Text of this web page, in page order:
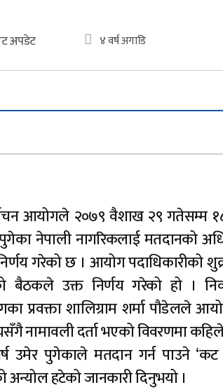
अपडेट ४ वर्ष अगाडि
आयोगले २०७९ वैशाख २९ गतेसम्म
नेपाली नागरिकलाई मतदानको
गरेको छ । आयोग पदाधिकारीको
बैठकले उक्त निर्णय गरेको हो ।
प्रवक्ता शालिग्राम शर्मा पौडेलले
नामावली दर्ता भएको विवरणमा
उमेर पुगेकाले मतदान गर्न पाउने
अन्योल हटेको जानकारी दिनुभयो ।